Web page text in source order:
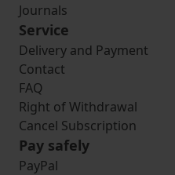
Journals
Service
Delivery and Payment
Contact
FAQ
Right of Withdrawal
Cancel Subscription
Pay safely
PayPal